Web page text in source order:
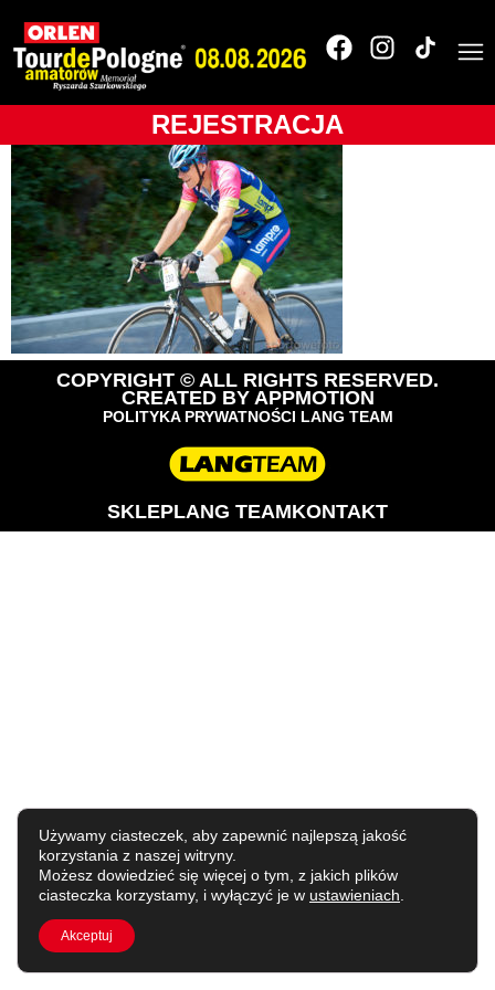
REJESTRACJA
Tour de Pologne
Amatorów
COPYRIGHT © ALL RIGHTS RESERVED.
CREATED BY APPMOTION
POLITYKA PRYWATNOŚCI LANG TEAM
SKLEPLANG TEAMKONTAKT
Używamy ciasteczek, aby zapewnić najlepszą jakość
korzystania z naszej witryny.
Możesz dowiedzieć się więcej o tym, z jakich plików
ciasteczka korzystamy, i wyłączyć je w ustawieniach
Akceptuj